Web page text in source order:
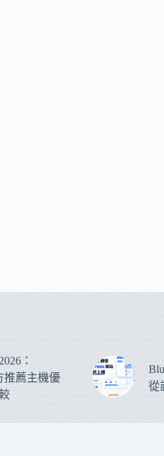
：
推薦主機優
從